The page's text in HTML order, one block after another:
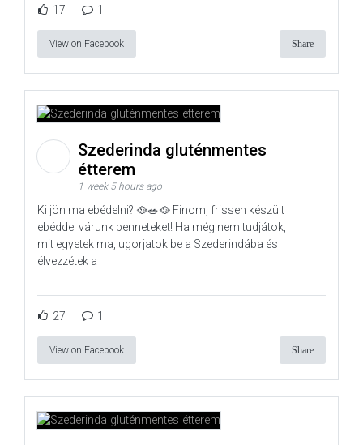
17 1
View on Facebook Share
Szederinda gluténmentes
étterem
1 week 5 hours ago
Ki jön ma ebédelni? 🥘🥗🥘 Finom, frissen készült
ebéddel várunk benneteket! Ha még nem tudjátok,
mit egyetek ma, ugorjatok be a Szederindába és
élvezzétek a
27 1
View on Facebook Share